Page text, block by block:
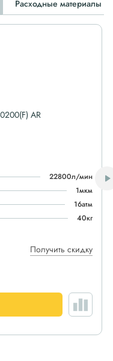
Расходные материалы
AR
22800л/мин
1мкм
16атм
40кг
Получить скидку